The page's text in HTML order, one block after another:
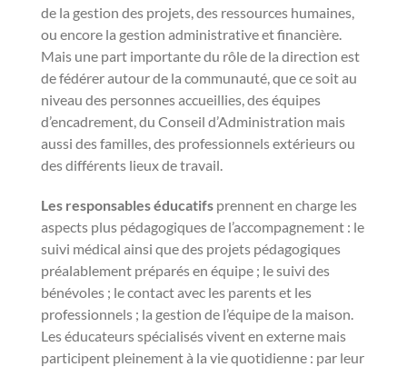
de la gestion des projets, des ressources humaines,
ou encore la gestion administrative et financière.
Mais une part importante du rôle de la direction est
de fédérer autour de la communauté, que ce soit au
niveau des personnes accueillies, des équipes
d’encadrement, du Conseil d’Administration mais
aussi des familles, des professionnels extérieurs ou
des différents lieux de travail.
Les responsables éducatifsprennent en charge les
aspects plus pédagogiques de l’accompagnement : le
suivi médical ainsi que des projets pédagogiques
préalablement préparés en équipe ; le suivi des
bénévoles ; le contact avec les parents et les
professionnels ; la gestion de l’équipe de la maison.
Les éducateurs spécialisés vivent en externe mais
participent pleinement à la vie quotidienne : par leur